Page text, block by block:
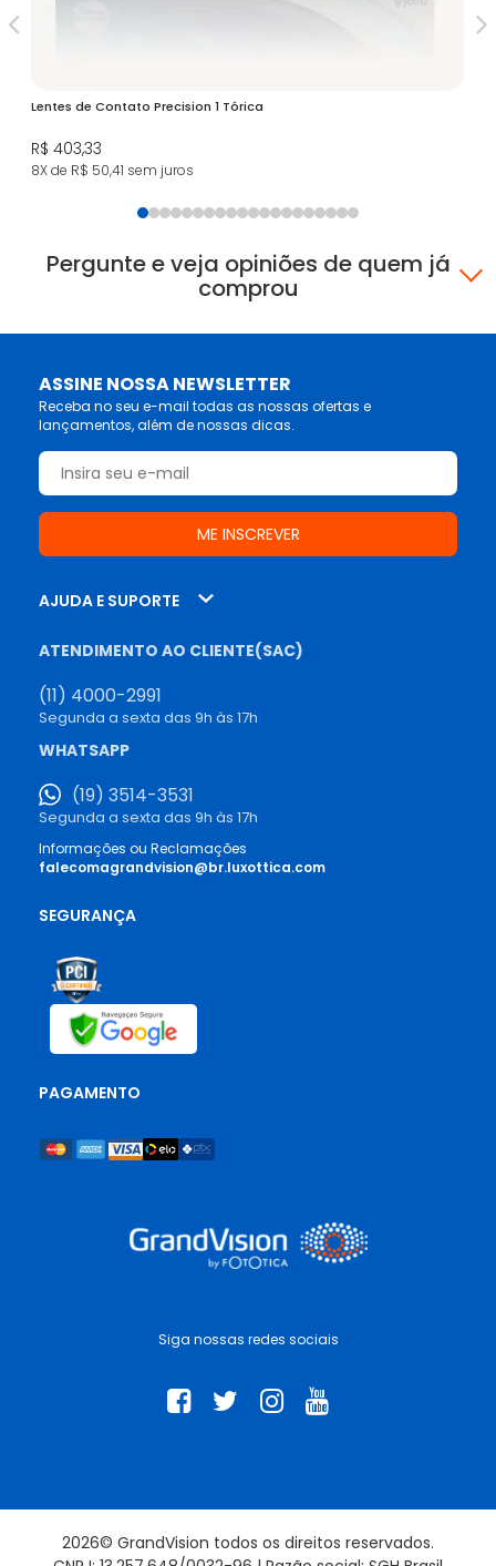
Lentes de Contato Precision 1 Tórica
R$ 403,33
8X de R$ 50,41 sem juros
Pergunte e veja opiniões de quem já
comprou
ASSINE NOSSA NEWSLETTER
Receba no seu e-mail todas as nossas ofertas e
lançamentos, além de nossas dicas.
Siga nossas redes sociais
AJUDA E SUPORTE
ATENDIMENTO AO CLIENTE(SAC)
(11) 4000-2991
Segunda a sexta das 9h às 17h
WHATSAPP
(19) 3514-3531
Segunda a sexta das 9h às 17h
Informações ou Reclamações
falecomagrandvision@br.luxottica.com
SEGURANÇA
PAGAMENTO
2026© GrandVision todos os direitos reservados.